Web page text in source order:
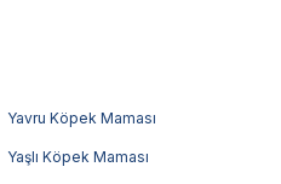
Yavru Köpek Maması
Yaşlı Köpek Maması